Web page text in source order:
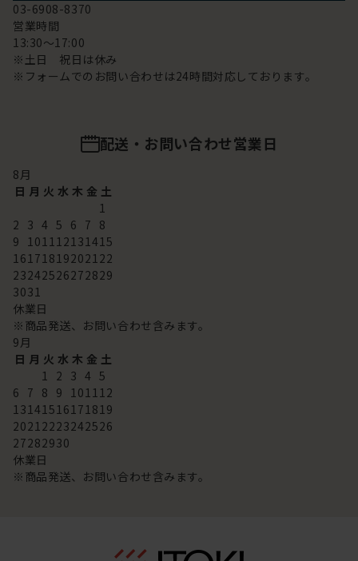
03-6908-8370
営業時間
13:30～17:00
※土日 祝日は休み
※フォームでのお問い合わせは24時間対応しております。
配送・お問い合わせ営業日
8月
日 月 火 水 木 金 土
1
2 3 4 5 6 7 8
9 101112131415
16171819202122
23242526272829
3031
休業日
※商品発送、お問い合わせ含みます。
9月
日 月 火 水 木 金 土
1 2 3 4 5
6 7 8 9 101112
13141516171819
20212223242526
27282930
休業日
※商品発送、お問い合わせ含みます。